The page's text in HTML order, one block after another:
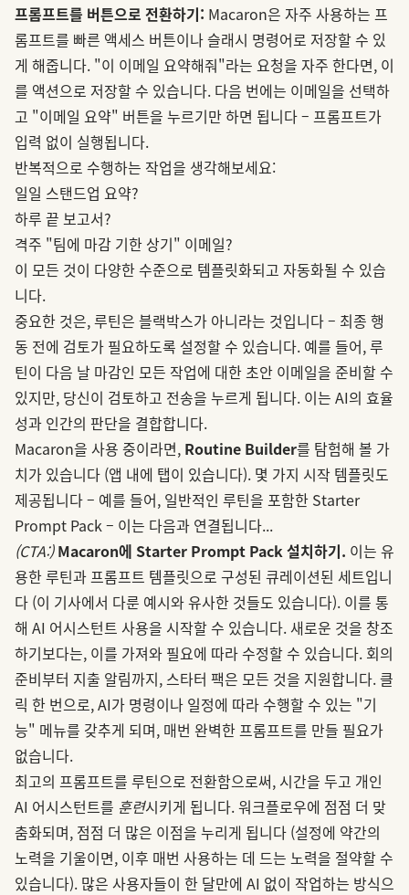
프롬프트를 버튼으로 전환하기: Macaron은 자주 사용하는 프
롬프트를 빠른 액세스 버튼이나 슬래시 명령어로 저장할 수 있
게 해줍니다. "이 이메일 요약해줘"라는 요청을 자주 한다면, 이
를 액션으로 저장할 수 있습니다. 다음 번에는 이메일을 선택하
고 "이메일 요약" 버튼을 누르기만 하면 됩니다 – 프롬프트가
입력 없이 실행됩니다.
반복적으로 수행하는 작업을 생각해보세요:
일일 스탠드업 요약?
하루 끝 보고서?
격주 "팀에 마감 기한 상기" 이메일?
이 모든 것이 다양한 수준으로 템플릿화되고 자동화될 수 있습
니다.
중요한 것은, 루틴은 블랙박스가 아니라는 것입니다 – 최종 행
동 전에 검토가 필요하도록 설정할 수 있습니다. 예를 들어, 루
틴이 다음 날 마감인 모든 작업에 대한 초안 이메일을 준비할 수
있지만, 당신이 검토하고 전송을 누르게 됩니다. 이는 AI의 효율
성과 인간의 판단을 결합합니다.
Macaron을 사용 중이라면, Routine Builder를 탐험해 볼 가
치가 있습니다 (앱 내에 탭이 있습니다). 몇 가지 시작 템플릿도
제공됩니다 – 예를 들어, 일반적인 루틴을 포함한 Starter
Prompt Pack – 이는 다음과 연결됩니다...
(CTA:) Macaron에 Starter Prompt Pack 설치하기. 이는 유
용한 루틴과 프롬프트 템플릿으로 구성된 큐레이션된 세트입니
다 (이 기사에서 다룬 예시와 유사한 것들도 있습니다). 이를 통
해 AI 어시스턴트 사용을 시작할 수 있습니다. 새로운 것을 창조
하기보다는, 이를 가져와 필요에 따라 수정할 수 있습니다. 회의
준비부터 지출 알림까지, 스타터 팩은 모든 것을 지원합니다. 클
릭 한 번으로, AI가 명령이나 일정에 따라 수행할 수 있는 "기
능" 메뉴를 갖추게 되며, 매번 완벽한 프롬프트를 만들 필요가
없습니다.
최고의 프롬프트를 루틴으로 전환함으로써, 시간을 두고 개인
AI 어시스턴트를 훈련시키게 됩니다. 워크플로우에 점점 더 맞
춤화되며, 점점 더 많은 이점을 누리게 됩니다 (설정에 약간의
노력을 기울이면, 이후 매번 사용하는 데 드는 노력을 절약할 수
있습니다). 많은 사용자들이 한 달만에 AI 없이 작업하는 방식으